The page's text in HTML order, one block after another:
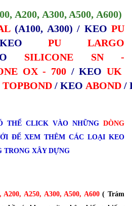
A200, A300, A500, A600)
(A100, A300) / KEO PU
KEOPU LARGO
SILICONE SN -
OX - 700 / KEOUK
TOPBOND / KEO ABOND /
THỂ CLICK VÀO NHỮNG DÒNG
ĐỂ XEM THÊM CÁC LOẠI KEO
TRONG XÂY DỰNG
A200, A250, A300, A500, A600( Trám